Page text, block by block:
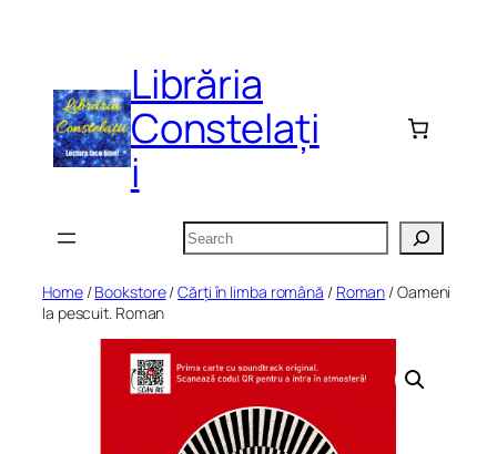
Librăria
Constelați
i
Search
Home/Bookstore/Cărți în limba română / Roman / Oameni
la pescuit. Roman